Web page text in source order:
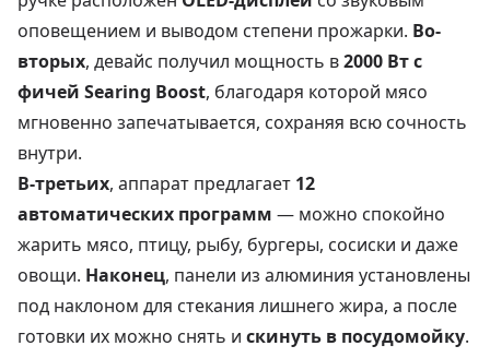
оповещением и выводом степени прожарки. Во-
вторых, девайс получил мощность в2000 Вт с
фичей Searing Boost, благодаря которой мясо
мгновенно запечатывается, сохраняя всю сочность
внутри.
В-третьих, аппарат предлагает 12
автоматических программ — можно спокойно
жарить мясо, птицу, рыбу, бургеры, сосиски и даже
овощи. Наконец, панели из алюминия установлены
под наклоном для стекания лишнего жира, а после
готовки их можно снять и скинуть в посудомойку.